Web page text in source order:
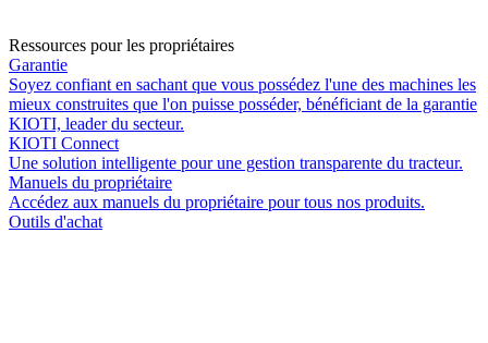
Ressources pour les propriétaires
Garantie
Soyez confiant en sachant que vous possédez l'une des machines les
mieux construites que l'on puisse posséder, bénéficiant de la garantie
KIOTI, leader du secteur.
KIOTI Connect
Une solution intelligente pour une gestion transparente du tracteur.
Manuels du propriétaire
Accédez aux manuels du propriétaire pour tous nos produits.
Outils d'achat